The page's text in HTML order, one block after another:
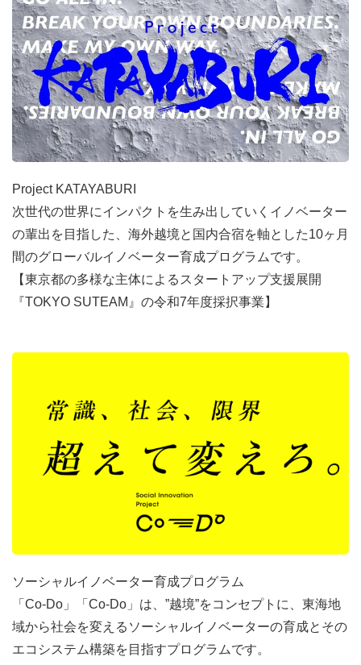
Project KATAYABURI
次世代の世界にインパクトを生み出していくイノベーター
の輩出を目指した、海外越境と国内合宿を軸とした10ヶ月
間のグローバルイノベーター育成プログラムです。
【東京都の多様な主体によるスタートアップ支援展開
『TOKYO SUTEAM』の令和7年度採択事業】
ソーシャルイノベーター育成プログラム
「Co-Do」「Co-Do」は、”越境”をコンセプトに、東海地
域から社会を変えるソーシャルイノベーターの育成とその
エコシステム構築を目指すプログラムです。